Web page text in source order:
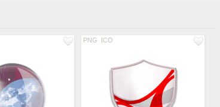
PNG ICO